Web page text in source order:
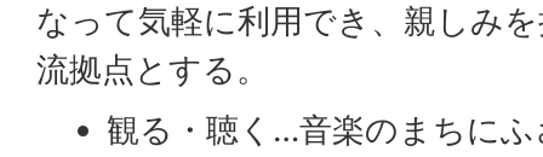
なって気軽に利用でき、親しみ
流拠点とする。
観る・聴く…音楽のまちに